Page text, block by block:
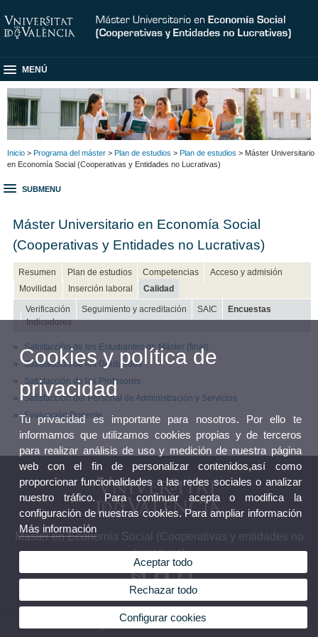
MENÚ
Inicio > Programa del máster > Plan de estudios > Plan de estudios > Máster Universitario
en Economía Social (Cooperativas y Entidades no Lucrativas)
SUBMENU
Máster Universitario en Economía Social
(Cooperativas y Entidades no Lucrativas)
Resumen Plan de estudios Competencias
Acceso y admisión
Movilidad
Inserción laboral Calidad
Verificación Seguimiento y acreditación SAIC
Encuestas
Indicadores
Satisfacción de los Estudiantes de Máster (final)
Satisfacción de los Graduados
Satisfacción de los Profesores
Satisfacción del Personal de Administración y Servicios
Evaluación Docente
Máster en Economía Social (Cooperativas y entidades no
lucrativas)
© 2026 UV. - Avd. Tarongers, s/n. 46022 Valencia. Teléfono: 963828437 / 963828744
Cookies y política de
privacidad
Tu privacidad es importante para nosotros. Por ello te
informamos que utilizamos cookies propias y de terceros
para realizar análisis de uso y medición de nuestra página
web con el fin de personalizar contenidos,así como
proporcionar funcionalidades a las redes sociales o analizar
nuestro tráfico. Para continuar acepta o modifica la
configuración de nuestras cookies. Para ampliar información
Más información
Aceptar todo
Rechazar todo
Configurar cookies